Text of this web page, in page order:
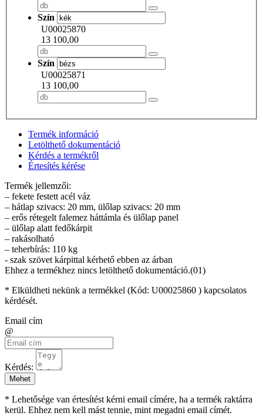
Szín
U00025870
13 100,00
Szín
U00025871
13 100,00
Termék információ
Letölthető dokumentáció
Kérdés a termékről
Értesítés kérése
Termék jellemzői:
– fekete festett acél váz
– hátlap szivacs: 20 mm, ülőlap szivacs: 20 mm
– erős rétegelt falemez háttámla és ülőlap panel
– ülőlap alatt fedőkárpit
– rakásolható
– teherbírás: 110 kg
- szak szövet kárpittal kérhető ebben az árban
Ehhez a termékhez nincs letölthető dokumentáció.(01)
* Elküldheti nekünk a termékkel (Kód: U00025860 ) kapcsolatos
kérdését.
Email cím
@
Kérdés:
Mehet
* Lehetősége van értesítést kérni email címére, ha a termék raktárra
kerül. Ehhez nem kell mást tennie, mint megadni email címét.